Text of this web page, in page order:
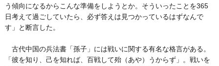
う傾向になるからこんな準備をしようとか。そういったことを365
日考えて過ごしていたら、必ず答えは見つかっているはずなんで
す」と断言した。
古代中国の兵法書「孫子」には戦いに関する有名な格言がある。
「彼を知り、己を知れば、百戦して殆（あや）うからず」。戦いを